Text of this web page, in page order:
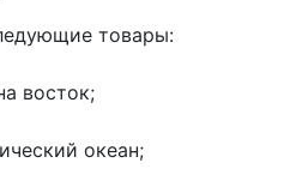
товары:
восток;
океан;